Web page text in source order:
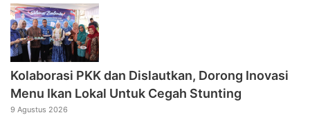
Kolaborasi PKK dan Dislautkan, Dorong Inovasi
Menu Ikan Lokal Untuk Cegah Stunting
9 Agustus 2026